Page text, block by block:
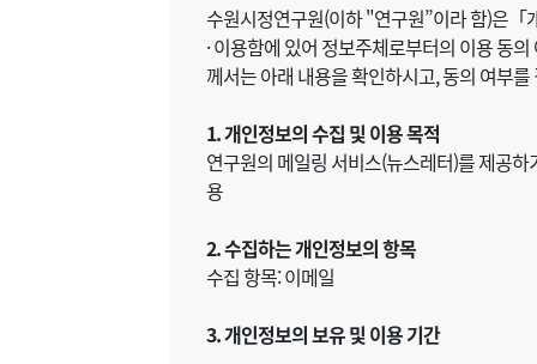
수원시정연구원(이하 "연구원”이라 함)은
· 이용함에 있어 정보주체로부터의 이용 동
께서는 아래 내용을 확인하시고, 동의 여부
1. 개인정보의 수집 및 이용 목적
연구원의 메일링 서비스(뉴스레터)를 제공
용
2. 수집하는 개인정보의 항목
수집 항목: 이메일
3. 개인정보의 보유 및 이용 기간